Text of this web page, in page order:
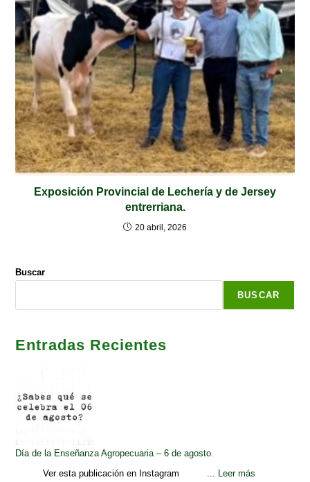
Exposición Provincial de Lechería y de Jersey
entrerriana.
20 abril, 2026
Buscar
BUSCAR
Entradas Recientes
Día de la Enseñanza Agropecuaria – 6 de agosto.
Ver esta publicación en Instagram ... Leer más